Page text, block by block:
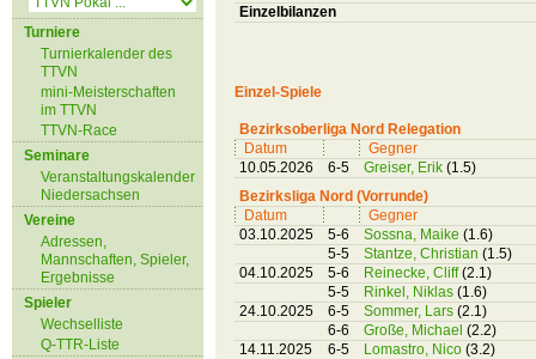
Turniere
Turnierkalender des
TTVN
mini-Meisterschaften
im TTVN
TTVN-Race
Seminare
Veranstaltungskalender
Niedersachsen
Vereine
Adressen,
Mannschaften, Spieler,
Ergebnisse
Spieler
Wechselliste
Q-TTR-Liste
Einzelbilanzen
Einzel-Spiele
Bezirksoberliga Nord Relegation
Datum
Gegner
10.05.2026
6-5 Greiser, Erik (1.5)
Bezirksliga Nord (Vorrunde)
Datum
Gegner
03.10.2025
5-6 Sossna, Maike (1.6)
5-5
Stantze, Christian (1.5)
04.10.2025
5-6 Reinecke, Cliff(2.1)
5-5
Rinkel, Niklas (1.6)
24.10.2025
6-5 Sommer, Lars (2.1)
6-6
Große, Michael (2.2)
14.11.2025
6-5 Lomastro, Nico (3.2)